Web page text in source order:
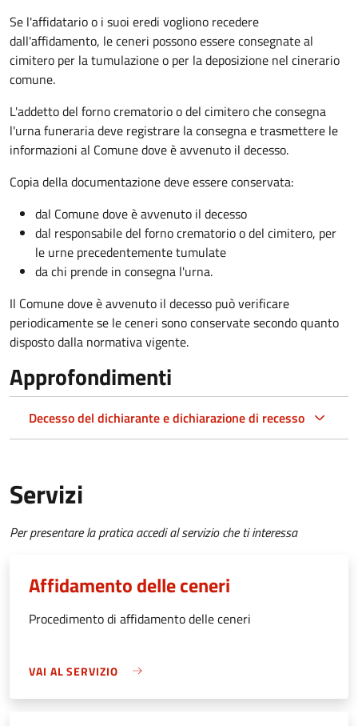
Se l'affidatario o i suoi eredi vogliono recedere
dall'affidamento, le ceneri possono essere consegnate al
cimitero per la tumulazione o per la deposizione nel cinerario
comune.
L'addetto del forno crematorio o del cimitero che consegna
l'urna funeraria deve registrare la consegna e trasmettere le
informazioni al Comune dove è avvenuto il decesso.
Copia della documentazione deve essere conservata:
dal Comune dove è avvenuto il decesso
dal responsabile del forno crematorio o del cimitero, per
le urne precedentemente tumulate
da chi prende in consegna l'urna.
Il Comune dove è avvenuto il decesso può verificare
periodicamente se le ceneri sono conservate secondo quanto
disposto dalla normativa vigente.
Approfondimenti
Decesso del dichiarante e dichiarazione di recesso
Servizi
Per presentare la pratica accedi al servizio che ti interessa
Affidamento delle ceneri
Procedimento di affidamento delle ceneri
VAI AL SERVIZIO